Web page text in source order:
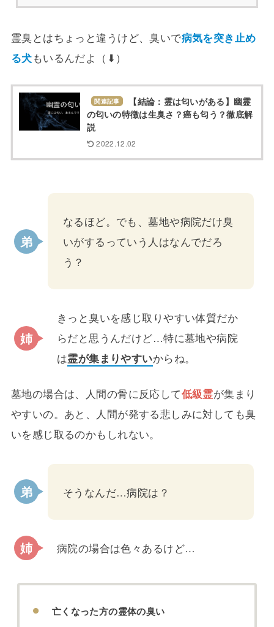
霊臭とはちょっと違うけど、臭いで病気を突き止め
る犬もいるんだよ（⬇︎）
関連記事
【結論：霊は匂いがある】幽霊
の匂いの特徴は生臭さ？癌も匂う？徹底解
説
2022.12.02
なるほど。でも、墓地や病院だけ臭
いがするっていう人はなんでだろ
う？
きっと臭いを感じ取りやすい体質だか
らだと思うんだけど…特に墓地や病院
は霊が集まりやすいからね。
墓地の場合は、人間の骨に反応して低級霊が集まり
やすいの。あと、人間が発する悲しみに対しても臭
いを感じ取るのかもしれない。
そうなんだ…病院は？
病院の場合は色々あるけど…
亡くなった方の霊体の臭い